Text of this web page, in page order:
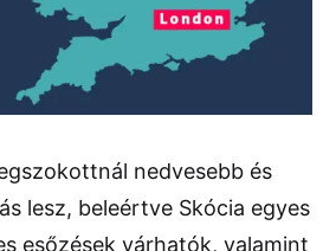
nedvesebb és
lesz, beleértve Skócia egyes
esőzések várhatók, valamint